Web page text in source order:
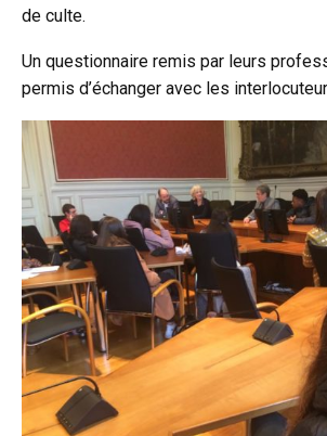
de culte.
Un questionnaire remis par leurs
permis d’échanger avec les